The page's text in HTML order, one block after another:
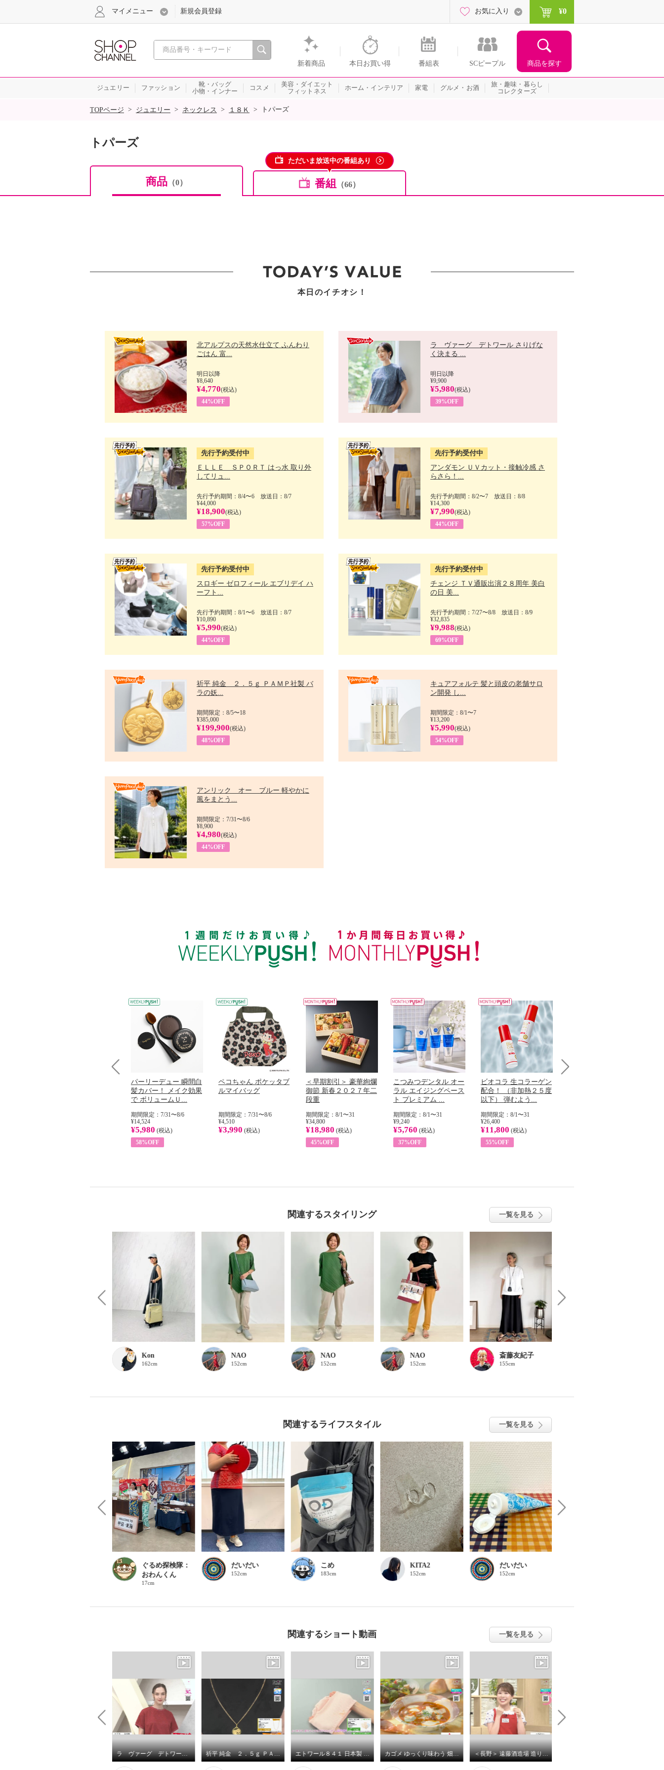
心おどる、瞬間を。通販・テレビショッピングのショップチャンネル
新着商品 本日お買い得 番組表 SCピープル 商品を探す
マイメニュー 新規会員登録 お気に入り ¥0
ジュエリー ファッション
靴・バッグ
小物・インナー
コスメ
美容・ダイエット
フィットネス
ホーム・インテリア 家電 グルメ・お酒
旅・趣味・暮らし
コレクターズ
SALE
TOPページ > ジュエリー > ネックレス > １８Ｋ > トパーズ
トパーズ
商品 （0） 番組 （66）
ただいま放送中の番組あり
本日のイチオシ！
北アルプスの天然水仕立て ふんわり
ごはん 富...
明日以降
¥8,640
¥4,770(税込)
44%OFF
ラ ヴァーグ デトワール さりげな
く決まる ...
明日以降
¥9,900
¥5,980(税込)
39%OFF
先行予約受付中
ＥＬＬＥ ＳＰＯＲＴ はっ水 取り外
してリュ...
先行予約期間：8/4〜6 放送日：8/7
¥44,000
¥18,900(税込)
57%OFF
先行予約受付中
アンダモン ＵＶカット・接触冷感 さ
らさら！...
先行予約期間：8/2〜7 放送日：8/8
¥14,300
¥7,990(税込)
44%OFF
先行予約受付中
スロギー ゼロフィール エブリデイ ハ
ーフト...
先行予約期間：8/1〜6 放送日：8/7
¥10,890
¥5,990(税込)
44%OFF
先行予約受付中
チェンジ ＴＶ通販出演２８周年 美白
の日 美...
先行予約期間：7/27〜8/8 放送日：8/9
¥32,835
¥9,988(税込)
69%OFF
祈平 純金 ２．５ｇ ＰＡＭＰ社製 バ
ラの妖...
期間限定：8/5〜18
¥385,000
¥199,900(税込)
48%OFF
キュアフォルテ 髪と頭皮の老舗サロ
ン開発 し...
期間限定：8/1〜7
¥13,200
¥5,990(税込)
54%OFF
アンリック オー ブルー 軽やかに
風をまとう...
期間限定：7/31〜8/6
¥8,900
¥4,980(税込)
44%OFF
パーリーデュー 瞬間白
髪カバー！ メイク効果
で ボリュームＵ...
期間限定：7/31〜8/6
¥14,524
¥5,980 (税込)
58%OFF
ペコちゃん ポケッタブ
ルマイバッグ
期間限定：7/31〜8/6
¥4,510
¥3,990 (税込)
＜早期割引＞ 豪華絢爛
御節 新春２０２７年二
段重
期間限定：8/1〜31
¥34,800
¥18,980 (税込)
45%OFF
こつみつデンタル オー
ラル エイジングペース
ト プレミアム ...
期間限定：8/1〜31
¥9,240
¥5,760 (税込)
37%OFF
ビオコラ 生コラーゲン
配合！ （非加熱２５度
以下） 弾むよう...
期間限定：8/1〜31
¥26,400
¥11,800 (税込)
55%OFF
関連するスタイリング 一覧を見る
Kon
162cm
NAO
152cm
NAO
152cm
NAO
152cm
斎藤友紀子
155cm
関連するライフスタイル 一覧を見る
ぐるめ探検隊：
おわんくん
17cm
だいだい
152cm
こめ
183cm
KITA2
152cm
だいだい
152cm
関連するショート動画 一覧を見る
ラ ヴァーグ デトワール さりげなく決まる デイリーにもお出かけにも カットジャガード 上品プルオーバー 祈平 純金 ２．５ｇ ＰＡＭＰ社製 バラの妖精 リバーシブルコイン ペンダントトップ エトワール８４１ 日本製 鹿の子調丸編み ベーシックショーツ ５枚セット ＜Ｍ・Ｌ＞ カゴメ ゆっくり味わう 畑のごほうび １３のおいしさが いっぱい詰まった 具だくさんスープ ＜長野＞ 遠藤酒造場 造り酒屋のあま酒